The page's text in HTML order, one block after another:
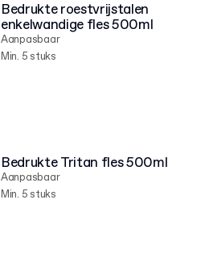
Bedrukte roestvrijstalen
enkelwandige fles 500ml
Aanpasbaar
Min. 5 stuks
Bedrukte Tritan fles 500ml
Aanpasbaar
Min. 5 stuks